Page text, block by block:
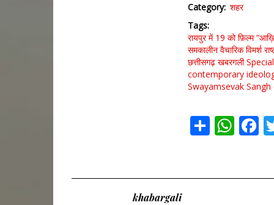
Category शहर
Tags
रायपुर में 19 को फ़िल्म
समकालीन वैचारिक विमर्श
छत्तीसगढ़ खबरगली
contemporary
Swayamsevak Sangh
Share
khabargali